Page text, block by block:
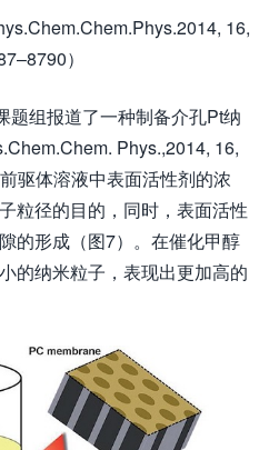
16,
）
题组报道了一种制备介孔Pt纳
Phys.,2014, 16,
驱体溶液中表面活性剂的浓
粒径的目的，同时，表面活性
的形成（图7）。在催化甲醇
的纳米粒子，表现出更加高的